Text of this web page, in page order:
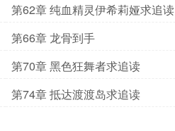
第62章 纯血精灵伊希莉娅求追读
第66章 龙骨到手
第70章 黑色狂舞者求追读
第74章 抵达渡渡岛求追读